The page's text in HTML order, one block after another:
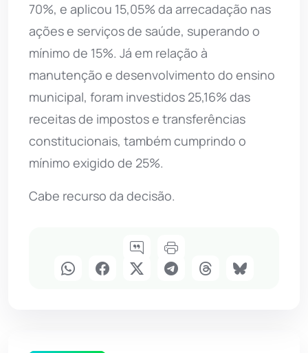
70%, e aplicou 15,05% da arrecadação nas
ações e serviços de saúde, superando o
mínimo de 15%. Já em relação à
manutenção e desenvolvimento do ensino
municipal, foram investidos 25,16% das
receitas de impostos e transferências
constitucionais, também cumprindo o
mínimo exigido de 25%.
Cabe recurso da decisão.